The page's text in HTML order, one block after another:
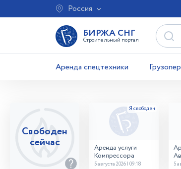
Россия
БИРЖА СНГ
Строительный портал
Аренда спецтехники
Свободен
сейчас
Аренда услуги
Компрессора
5 августа 2026 | 09:18 5